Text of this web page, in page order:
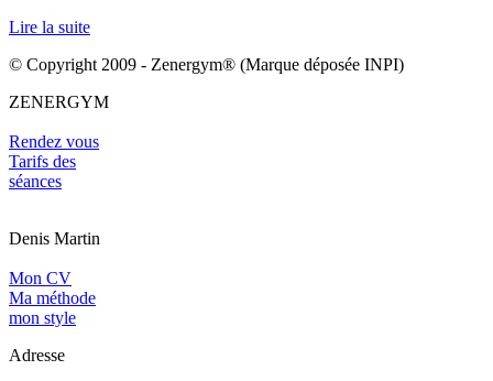
Lire la suite
© Copyright 2009 - Zenergym® (Marque déposée INPI)
ZENERGYM
Rendez vous
Tarifs des
séances
Denis Martin
Mon CV
Ma méthode
mon style
Adresse